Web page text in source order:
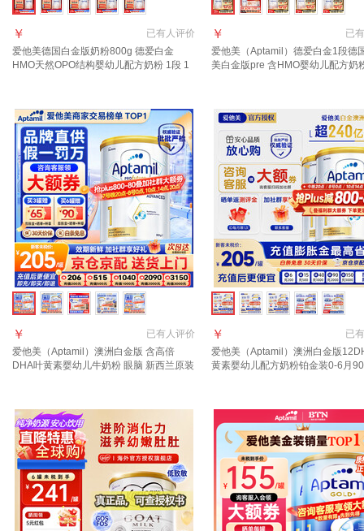
已有人评价
￥
爱他美德国白金版奶粉800g 德爱白金
HMO天然OPO结构婴幼儿配方奶粉 1段 1
已有
￥
爱他美（Aptamil）德爱白金1段德
美白金版pre 含HMO婴幼儿配方奶
已有人评价
￥
爱他美（Aptamil）澳洲白金版 含高倍
DHA叶黄素婴幼儿牛奶粉 眼脑 新西兰原装
已有
￥
爱他美（Aptamil）澳洲白金版
黄素婴幼儿配方奶粉铂金装0-6月